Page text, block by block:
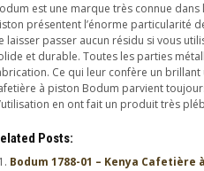
est une marque très connue
présentent l’énorme particularité
laisser passer aucun résidu si vous
et durable. Toutes les parties
Ce qui leur confère un brillant
à piston Bodum parvient
en ont fait un produit très
Posts:
Bodum 1788-01 – Kenya Cafetière